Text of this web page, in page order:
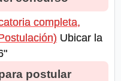
completa,
Ubicar la
postular